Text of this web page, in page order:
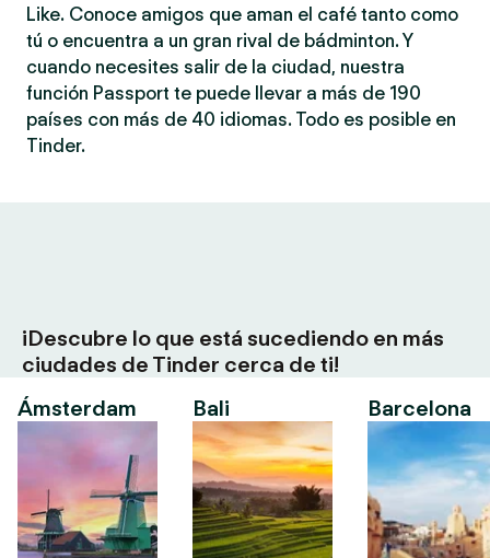
Like. Conoce amigos que aman el café tanto como
tú o encuentra a un gran rival de bádminton. Y
cuando necesites salir de la ciudad, nuestra
función Passport te puede llevar a más de 190
países con más de 40 idiomas. Todo es posible en
Tinder.
¡Descubre lo que está sucediendo en más
ciudades de Tinder cerca de ti!
Ámsterdam
Bali Barcelona